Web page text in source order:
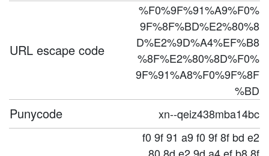
URL escape code
%F0%9F%91%A9%F0%
9F%8F%BD%E2%80%8
D%E2%9D%A4%EF%B8
%8F%E2%80%8D%F0%
9F%91%A8%F0%9F%8F
%BD
Punycode xn--qeiz438mba14bc
f0 9f 91 a9 f0 9f 8f bd e2